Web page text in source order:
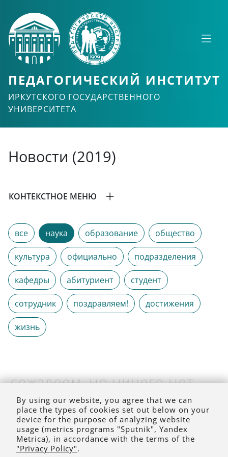
ПЕДАГОГИЧЕСКИЙ ИНСТИТУТ
ИРКУТСКОГО ГОСУДАРСТВЕННОГО
УНИВЕРСИТЕТА
Новости (2019)
КОНТЕКСТНОЕ МЕНЮ
все наука образование общество
культура официально подразделения
кафедры абитуриент студент
сотрудник поздравляем! достижения
жизнь
сожалеем, но ничего нет
(на выбранное время)
By using our website, you agree that we can
place the types of cookies set out below on your
device for the purpose of analyzing website
usage (metrics programs "Sputnik", Yandex
Metrica), in accordance with the terms of the
"Privacy Policy".